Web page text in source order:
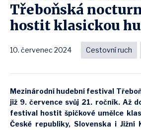
Třeboňská
hostit klasickou
10. červenec 2024 Cestovní ruch
Mezinárodní hudební festival
již 9. července svůj 21. ročník. Až
festival hostit špičkové umělce
České republiky, Slovenska i Jižní